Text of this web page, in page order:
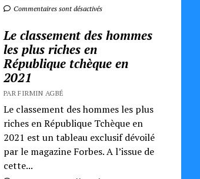
Commentaires sont désactivés
Le classement des hommes
les plus riches en
République tchèque en
2021
PAR FIRMIN AGBÉ
Le classement des hommes les plus
riches en République Tchèque en
2021 est un tableau exclusif dévoilé
par le magazine Forbes. A l’issue de
cette...